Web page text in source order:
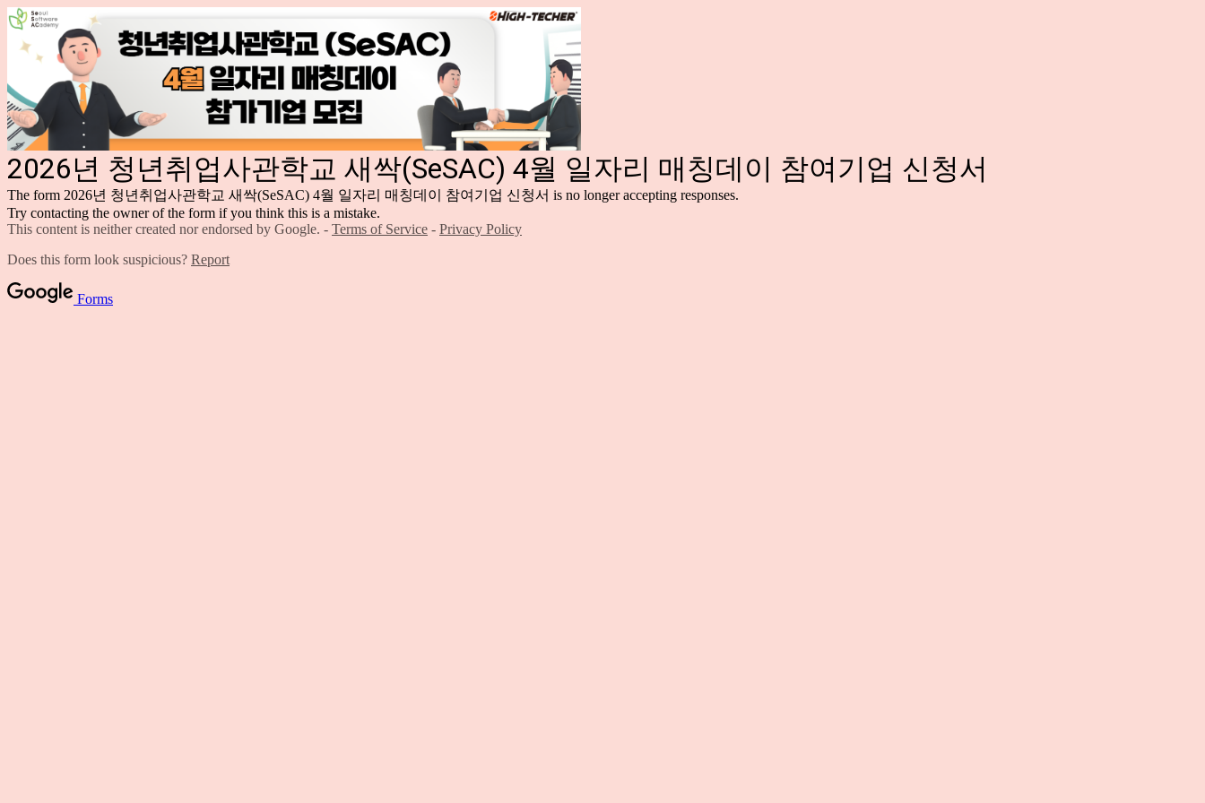
2026년 청년취업사관학교 새싹(SeSAC) 4월 일자리 매칭데이 참여기업 신청서
The form 2026년 청년취업사관학교 새싹(SeSAC) 4월 일자리 매칭데이 참여기업 신청서 is no longer accepting responses.
Try contacting the owner of the form if you think this is a mistake.
This content is neither created nor endorsed by Google. - Terms of Service - Privacy Policy
Does this form look suspicious? Report
Forms